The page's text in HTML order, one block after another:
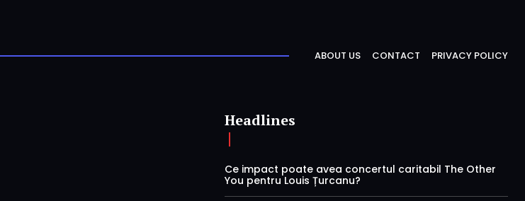
ABOUT US CONTACT PRIVACY POLICY
Headlines
Ce impact poate avea concertul caritabil The Other
You pentru Louis Țurcanu?